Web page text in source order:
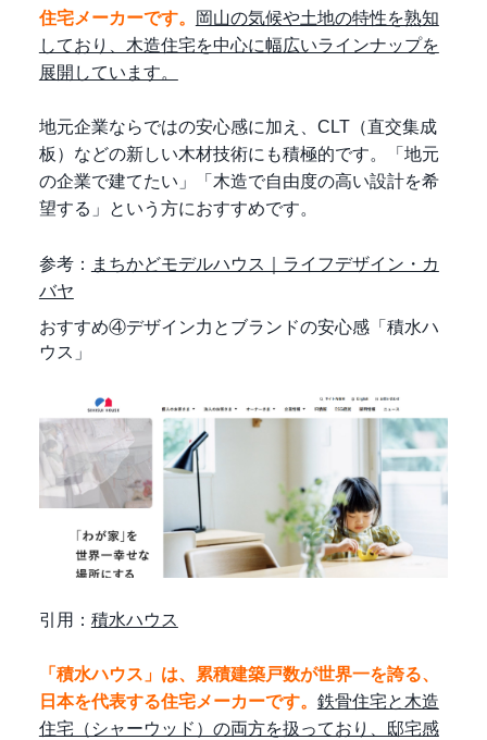
住宅メーカーです。
岡山の気候や土地の特性を熟知
しており、木造住宅を中心に幅広いラインナップを
展開しています。
地元企業ならではの安心感に加え、CLT（直交集成
板）などの新しい木材技術にも積極的です。「地元
の企業で建てたい」「木造で自由度の高い設計を希
望する」という方におすすめです。
参考： まちかどモデルハウス｜ライフデザイン・カ
バヤ
おすすめ④デザイン力とブランドの安心感「積水ハ
ウス」
引用： 積水ハウス
「積水ハウス」は、累積建築戸数が世界一を誇る、
日本を代表する住宅メーカーです。 鉄骨住宅と木造
住宅（シャーウッド）の両方を扱っており、邸宅感